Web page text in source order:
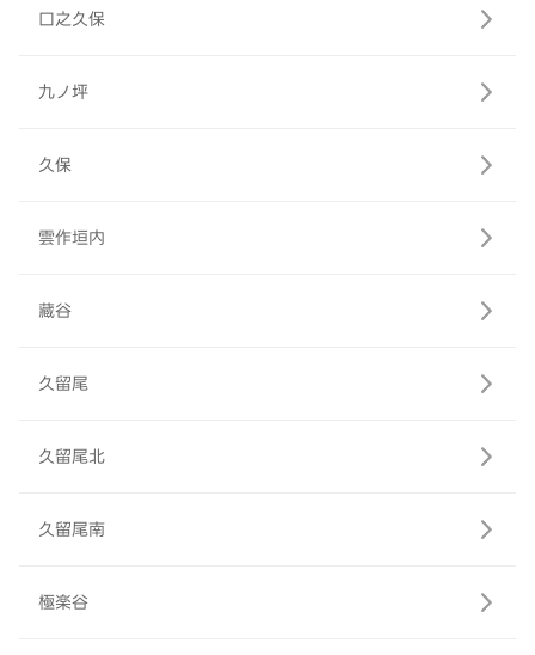
口之久保
九ノ坪
久保
雲作垣内
藏谷
久留尾
久留尾北
久留尾南
極楽谷